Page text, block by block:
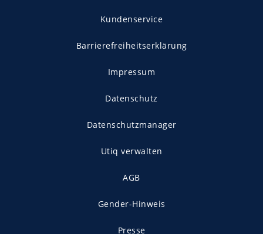
Kundenservice
Barrierefreiheitserklärung
Impressum
Datenschutz
Datenschutzmanager
Utiq verwalten
AGB
Gender-Hinweis
Presse